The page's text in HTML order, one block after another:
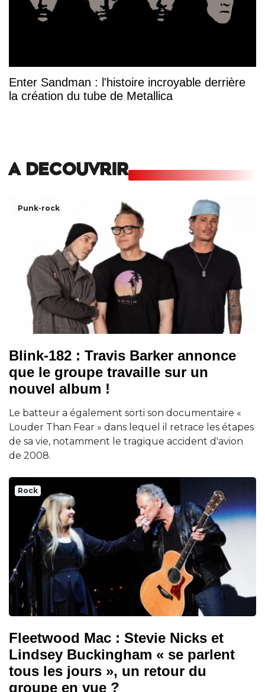
Enter Sandman : l'histoire incroyable derrière
la création du tube de Metallica
A DECOUVRIR
Punk-rock
Blink-182 : Travis Barker annonce
que le groupe travaille sur un
nouvel album !
Le batteur a également sorti son documentaire «
Louder Than Fear » dans lequel il retrace les étapes
de sa vie, notamment le tragique accident d'avion
de 2008.
Rock
Fleetwood Mac : Stevie Nicks et
Lindsey Buckingham « se parlent
tous les jours », un retour du
groupe en vue ?